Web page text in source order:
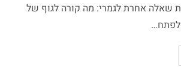
שאלה אחרת לגמרי: מה קורה לגוף של
לפתח…